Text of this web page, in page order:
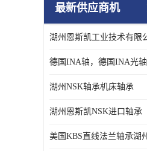
日本NSK进口轴承
德国INA进口轴承
最新供应商机
湖州NSK轴承机床轴承
湖州恩斯凯NSK进口轴承